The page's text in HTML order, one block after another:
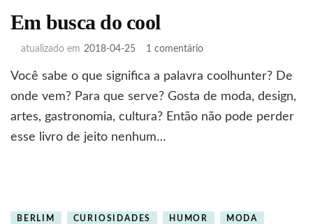
Em busca do cool
atualizado em 2018-04-25 1 comentárioem
busca
do
Você sabe o que significa a palavra coolhunter? De
onde vem? Para que serve? Gosta de moda, design,
artes, gastronomia, cultura? Então não pode perder
esse livro de jeito nenhum…
BERLIM CURIOSIDADES HUMOR MODA